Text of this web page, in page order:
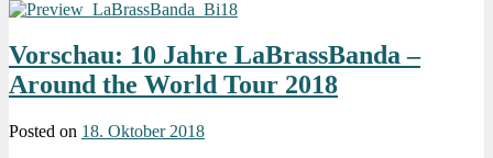
Vorschau: 10 Jahre LaBrassBanda –
Around the World Tour 2018
Posted on 18. Oktober 2018